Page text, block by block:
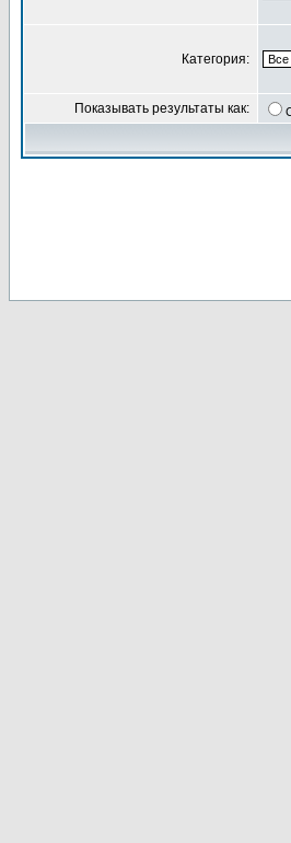
Категория:
Показывать результаты как: